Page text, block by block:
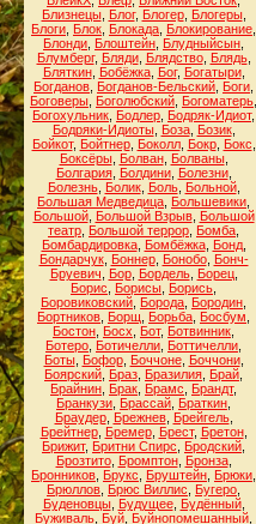
Близнецы, Блог, Блогер, Блогеры,
Блоги Блок Блокада Блокирование
Блонди Блоштейн Блудныйсын
Блумберг, Бляди, Блядство, Блядь,
Бляткин, Бобёжка, Бог, Богатыри,
Богданов Богданов-Бельский Боги
Боговеры Боголюбский Богоматерь
Богохульник Бодлер Бодряк-Идиот,
Бодряки-Идиоты, Боза, Бозик,
Бойкот, Бойтнер, Боколл, Бокр, Бокс
Боксёры, Болван, Болваны,
Болгария, Болдини, Болезни,
Болезнь, Болик, Боль, Больной,
Большая Медведица Большевики
Большой, Большой Взрыв, Большой
театр Большой террор Бомба
Бомбардировка, Бомбёжка, Бонд,
Бондарчук, Боннер, Бонобо, Бонч-
Бруевич
Бор, Бордель, Борец,
Борис
Борисы Борись
Боровиковский Борода Бородин
Бортников Борщ Борьба Босбум
Бостон Босх Бот, Ботвинник
Ботеро Ботичелли Боттичелли
Боты, Бофор, Боччоне, Боччони,
Боярский Браз Бразилия Брай
Брайнин Брак Брамс Брандт,
Бранкузи Брассай Браткин
Браудер, Брежнев, Брейгель,
Брейтнер, Бремер, Брест, Бретон,
Брижит, Бритни Спирс Бродский
Брозтито, Бромптон, Бронза,
Бронников Брукс Бруштейн Брюки
Брюллов Брюс Виллис Бугеро
Буденовцы, Будущее, Будённый,
Буживаль Буй Буйнопомешанный